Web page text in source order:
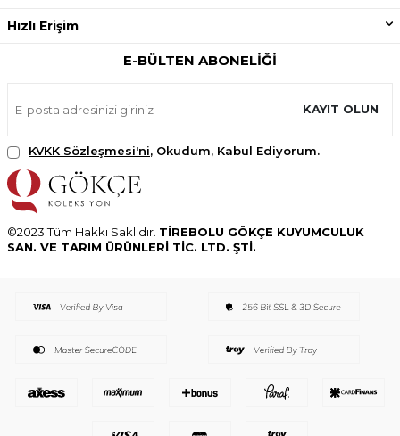
Hızlı Erişim
E-BÜLTEN ABONELIĞI
KAYIT OLUN
KVKK Sözleşmesi'ni, Okudum, Kabul Ediyorum.
©2023 Tüm Hakkı Saklıdır. TİREBOLU GÖKÇE KUYUMCULUK
SAN. VE TARIM ÜRÜNLERİ TİC. LTD. ŞTİ.